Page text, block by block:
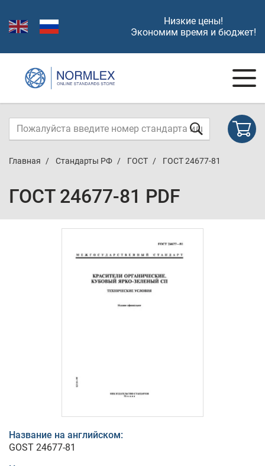
Низкие цены!
Экономим время и бюджет!
Главная Стандарты РФ ГОСТ ГОСТ 24677-81
ГОСТ 24677-81 PDF
Название на английском:
GOST 24677-81